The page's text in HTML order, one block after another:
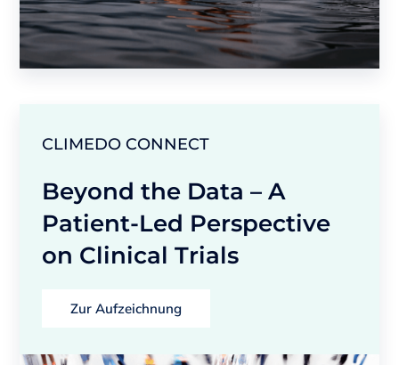
CLIMEDO CONNECT
Beyond the Data – A
Patient-Led Perspective
on Clinical Trials
Zur Aufzeichnung